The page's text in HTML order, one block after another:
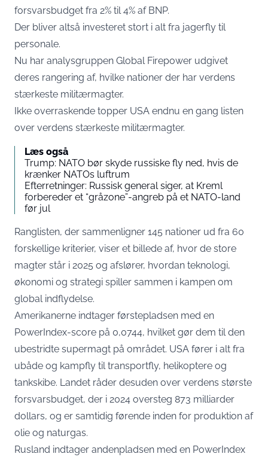
forsvarsbudget fra 2% til 4% af BNP.
Der bliver altså investeret stort i alt fra jagerfly til
personale.
Nu har analysgruppen Global Firepower udgivet
deres rangering af, hvilke nationer der har verdens
stærkeste militærmagter.
Ikke overraskende topper USA endnu en gang listen
over verdens stærkeste militærmagter.
Læs også
Trump: NATO bør skyde russiske fly ned, hvis de
krænker NATOs luftrum
Efterretninger: Russisk general siger, at Kreml
forbereder et “gråzone”-angreb på et NATO-land
før jul
Ranglisten, der sammenligner 145 nationer ud fra 60
forskellige kriterier, viser et billede af, hvor de store
magter står i 2025 og afslører, hvordan teknologi,
økonomi og strategi spiller sammen i kampen om
global indflydelse.
Amerikanerne indtager førstepladsen med en
PowerIndex-score på 0,0744, hvilket gør dem til den
ubestridte supermagt på området. USA fører i alt fra
ubåde og kampfly til transportfly, helikoptere og
tankskibe. Landet råder desuden over verdens største
forsvarsbudget, der i 2024 oversteg 873 milliarder
dollars, og er samtidig førende inden for produktion af
olie og naturgas.
Rusland indtager andenpladsen med en PowerIndex